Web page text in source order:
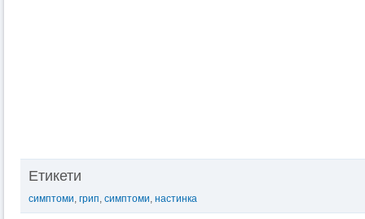
Етикети
симптоми, грип, симптоми, настинка